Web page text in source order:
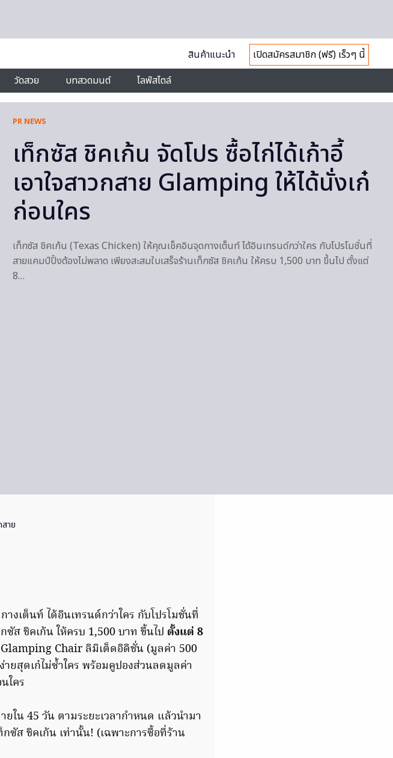
สินค้าแนะนำ
เปิดสมัครสมาชิก (ฟรี) เร็วๆ นี้
วัดสวย บทสวดมนต์ ไลฟ์สไตล์
PR NEWS
เท็กซัส ชิคเก้น จัดโปร ซื้อไก่ได้เก้าอี้
เอาใจสาวกสาย Glamping ให้ได้นั่งเก๋
ก่อนใคร
เท็กซัส ชิคเก้น (Texas Chicken) ให้คุณเช็คอินจุดกางเต็นท์ ได้อินเทรนด์กว่าใคร กับโปรโมชั่นที่
สายแคมป์ปิ้งต้องไม่พลาด เพียงสะสมใบเสร็จร้านเท็กซัส ชิคเก้น ให้ครบ 1,500 บาท ขึ้นไป ตั้งแต่
8…
สาย
งเต็นท์ ได้อินเทรนด์กว่าใคร กับโปรโมชั่นที่
ส ชิคเก้น ให้ครบ 1,500 บาท ขึ้นไป ตั้งแต่ 8
Glamping Chair ลิมิเต็ดอิดิชั่น (มูลค่า 500
ยสุดเก๋ไม่ซ้ำใคร พร้อมคูปองส่วนลดมูลค่า
ใคร
ใน 45 วัน ตามระยะเวลากำหนด แล้วนำมา
ซัส ชิคเก้น เท่านั้น! (เฉพาะการซื้อที่ร้าน